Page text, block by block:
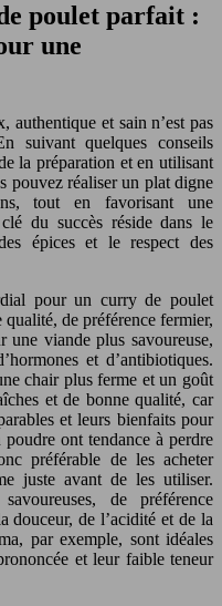
poulet parfait :
une
authentique et sain n’est pas
suivant quelques conseils
la préparation et en utilisant
pouvez réaliser un plat digne
tout en favorisant une
du succès réside dans le
épices et le respect des
pour un curry de poulet
de préférence fermier,
viande plus savoureuse,
et d’antibiotiques.
chair plus ferme et un goût
et de bonne qualité, car
et leurs bienfaits pour
ont tendance à perdre
préférable de les acheter
juste avant de les utiliser.
de préférence
douceur, de l’acidité et de la
par exemple, sont idéales
et leur faible teneur